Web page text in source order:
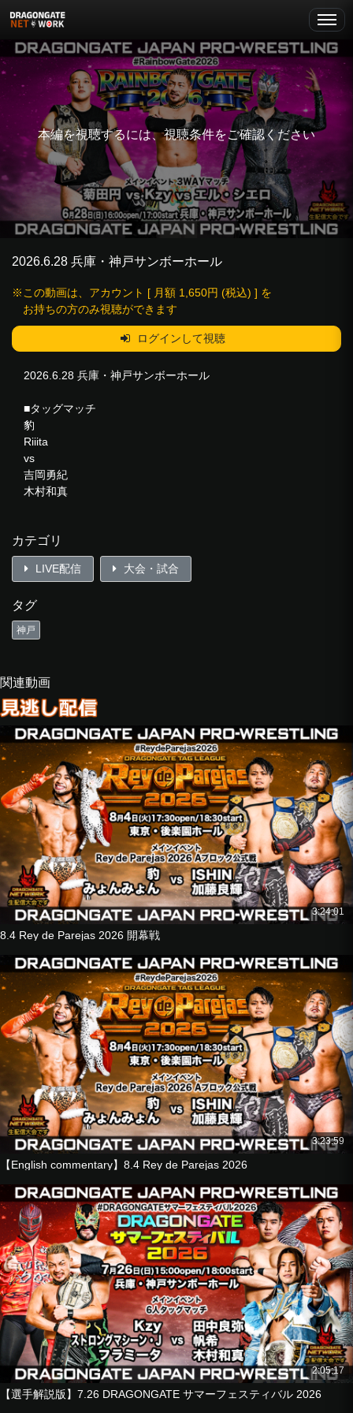
本編を視聴するには、視聴条件をご確認ください
2026.6.28 兵庫・神戸サンボーホール
※この動画は、アカウント [ 月額 1,650円 (税込) ] を
お持ちの方のみ視聴ができます
ログインして視聴
2026.6.28 兵庫・神戸サンボーホール
■タッグマッチ
豹
Riiita
vs
吉岡勇紀
木村和真
《バトルロイヤル出場選手》
フラミータ
望月ジュニア
しゃちほこBOY
他花師
■6人タッグマッチ
ホー・リー
リーチ富永
vs
ストロングマシーン・J
U-T
GuC
■6人タッグマッチ
箕浦康太
望月成晃
神田裕之
vs
KAI
ジェイソン・リー
ISHIN
■タッグマッチ
田中良弥
布田龍
vs
帆希
ルイス・マンテ
■6人タッグマッチ
YAMATO
ドラゴン・キッド
土井成樹
vs
B×Bハルク
横須賀ススム
KAGETORA
■3WAYマッチ
菊田円
vs
Kzy
vs
エル・シエロ
2026.6.28 Hyogo Kobe Sanbo Hall
カテゴリ
LIVE配信 大会・試合
タグ
神戸
関連動画
3:24:01
8.4 Rey de Parejas 2026 開幕戦
3:23:59
【English commentary】8.4 Rey de Parejas 2026
2:05:17
【選手解説版】7.26 DRAGONGATE サマーフェスティバル 2026